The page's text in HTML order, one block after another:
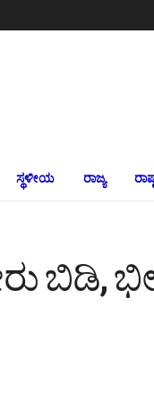
ಸ್ಥಳೀಯ ರಾಜ್ಯ
ಬಿಡಿ,